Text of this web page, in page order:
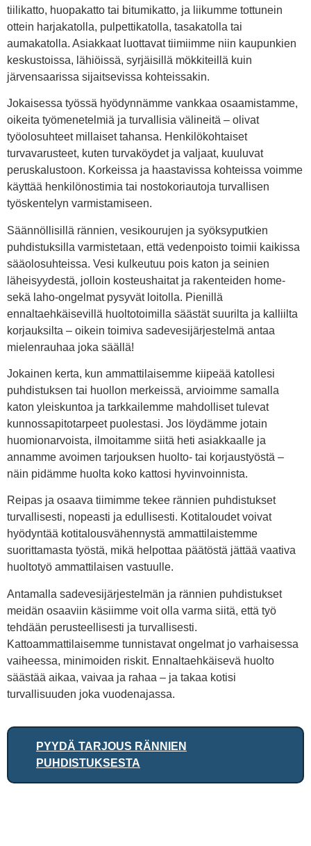
tiilikatto, huopakatto tai bitumikatto, ja liikumme tottunein
ottein harjakatolla, pulpettikatolla, tasakatolla tai
aumakatolla. Asiakkaat luottavat tiimiimme niin kaupunkien
keskustoissa, lähiöissä, syrjäisillä mökkiteillä kuin
järvensaarissa sijaitsevissa kohteissakin.
Jokaisessa työssä hyödynnämme vankkaa osaamistamme,
oikeita työmenetelmiä ja turvallisia välineitä – olivat
työolosuhteet millaiset tahansa. Henkilökohtaiset
turvavarusteet, kuten turvaköydet ja valjaat, kuuluvat
peruskalustoon. Korkeissa ja haastavissa kohteissa voimme
käyttää henkilönostimia tai nostokoriautoja turvallisen
työskentelyn varmistamiseen.
Säännöllisillä rännien, vesikourujen ja syöksyputkien
puhdistuksilla varmistetaan, että vedenpoisto toimii kaikissa
sääolosuhteissa. Vesi kulkeutuu pois katon ja seinien
läheisyydestä, jolloin kosteushaitat ja rakenteiden home-
sekä laho-ongelmat pysyvät loitolla. Pienillä
ennaltaehkäisevillä huoltotoimilla säästät suurilta ja kalliilta
korjauksilta – oikein toimiva sadevesijärjestelmä antaa
mielenrauhaa joka säällä!
Jokainen kerta, kun ammattilaisemme kiipeää katollesi
puhdistuksen tai huollon merkeissä, arvioimme samalla
katon yleiskuntoa ja tarkkailemme mahdolliset tulevat
kunnossapitotarpeet puolestasi. Jos löydämme jotain
huomionarvoista, ilmoitamme siitä heti asiakkaalle ja
annamme avoimen tarjouksen huolto- tai korjaustyöstä –
näin pidämme huolta koko kattosi hyvinvoinnista.
Reipas ja osaava tiimimme tekee rännien puhdistukset
turvallisesti, nopeasti ja edullisesti. Kotitaloudet voivat
hyödyntää kotitalousvähennystä ammattilaistemme
suorittamasta työstä, mikä helpottaa päätöstä jättää vaativa
huoltotyö ammattilaisen vastuulle.
Antamalla sadevesijärjestelmän ja rännien puhdistukset
meidän osaaviin käsiimme voit olla varma siitä, että työ
tehdään perusteellisesti ja turvallisesti.
Kattoammattilaisemme tunnistavat ongelmat jo varhaisessa
vaiheessa, minimoiden riskit. Ennaltaehkäisevä huolto
säästää aikaa, vaivaa ja rahaa – ja takaa kotisi
turvallisuuden joka vuodenajassa.
PYYDÄ TARJOUS RÄNNIEN
PUHDISTUKSESTA